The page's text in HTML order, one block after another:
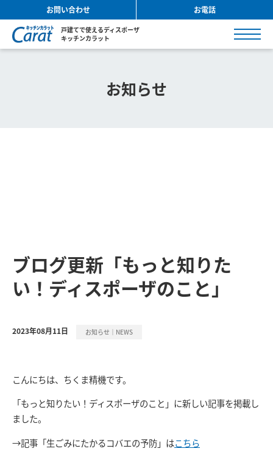
お問い合わせ お電話
戸建てで使えるディスポーザ
キッチンカラット
お知らせ
ブログ更新「もっと知りた
い！ディスポーザのこと」
2023年08月11日 お知らせ｜NEWS
こんにちは、ちくま精機です。
「もっと知りたい！ディスポーザのこと」に新しい記事を掲載し
ました。
→記事「生ごみにたかるコバエの予防」はこちら